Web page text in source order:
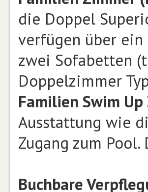
die Doppel
verfügen über
zwei Sofabetten
Doppelzimmer
Familien Swim
Ausstattung wie
Zugang zum
Buchbare